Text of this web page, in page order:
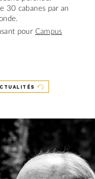
30 cabanes par an
pour Campus